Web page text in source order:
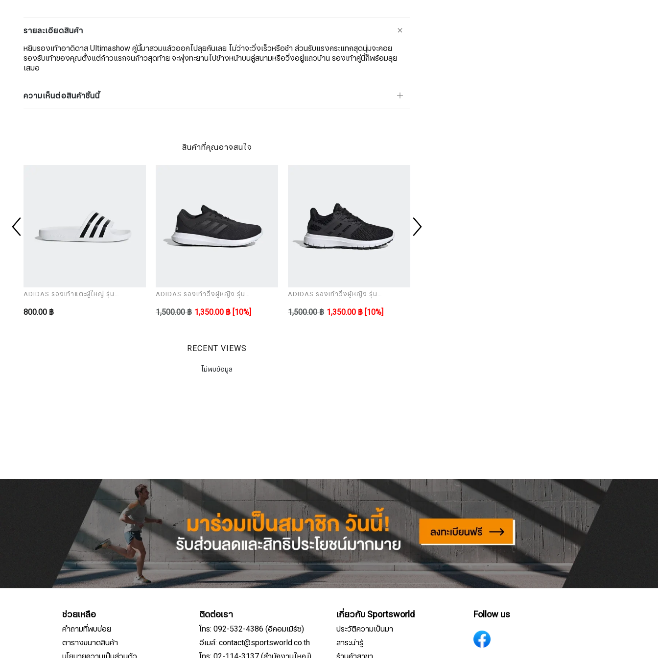
รายละเอียดสินค้า
หยิบรองเท้าอาดิดาส Ultimashow คู่นี้มาสวมแล้วออกไปลุยกันเลย ไม่ว่าจะวิ่งเร็วหรือช้า ส่วนรับแรงกระแทกสุดนุ่มจะคอย
รองรับเท้าของคุณตั้งแต่ก้าวแรกจนก้าวสุดท้าย จะพุ่งทะยานไปข้างหน้าบนลู่สนามหรือวิ่งอยู่แถวบ้าน รองเท้าคู่นี้ก็พร้อมลุย
เสมอ
ความเห็นต่อสินค้าชิ้นนี้
สินค้าที่คุณอาจสนใจ
ADIDAS รองเท้าแตะผู้ใหญ่ รุ่น
800.00 ฿
ADIDAS รองเท้าวิ่งผู้หญิง รุ่น
1,500.00 ฿ 1,350.00 ฿ [10%]
ADIDAS รองเท้าวิ่งผู้หญิง รุ่น
1,500.00 ฿ 1,350.00 ฿ [10%]
RECENT VIEWS
ไม่พบข้อมูล
ช่วยเหลือ
คำถามที่พบบ่อย
ตารางขนาดสินค้า
ติดต่อเรา
โทร: 092-532-4386 (อีคอมเมิร์ซ)
อีเมล์: contact@sportsworld.co.th
เกี่ยวกับ Sportsworld
ประวัติความเป็นมา
สาระน่ารู้
Follow us